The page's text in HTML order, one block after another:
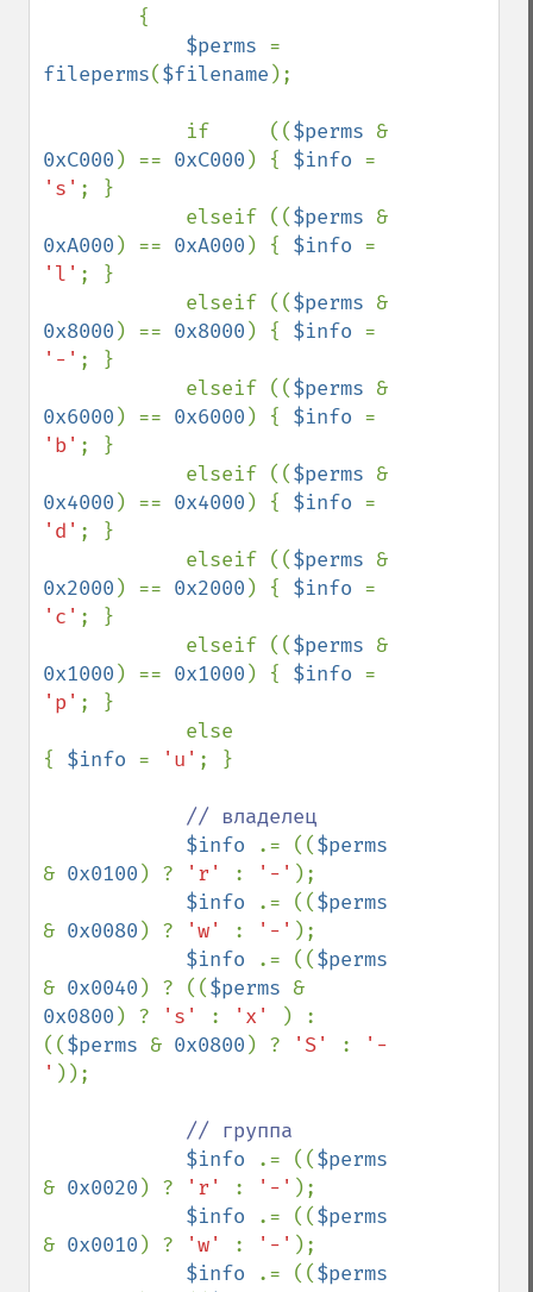
$perms
fileperms($filename );
            if     ((
$perms
0xC000 ) == 0xC000 ) { $info
's' ; }
            elseif ((
$perms
0xA000 ) == 0xA000 ) { $info
'l' ; }
            elseif ((
$perms
0x8000 ) == 0x8000 ) { $info
'-' ; }
            elseif ((
$perms
0x6000 ) == 0x6000 ) { $info
'b' ; }
            elseif ((
$perms
0x4000 ) == 0x4000 ) { $info
'd' ; }
            elseif ((
$perms
0x2000 ) == 0x2000 ) { $info
'c' ; }
            elseif ((
$perms
0x1000 ) == 0x1000 ) { $info
'p' ; }
{ $info = 'u' ; }
// владелец
$info
.= ((
& 0x0100 ) ? 'r' : '-' );
$info
.= ((
& 0x0080 ) ? 'w' : '-' );
$info
.= ((
& 0x0040 ) ? (($perms
0x0800 ) ? 's' : 'x'
) :
(($perms & 0x0800 ) ? 'S' :
'-
' ));
// группа
$info
.= ((
& 0x0020 ) ? 'r' : '-' );
$info
.= ((
& 0x0010 ) ? 'w' : '-' );
$info
.= ((